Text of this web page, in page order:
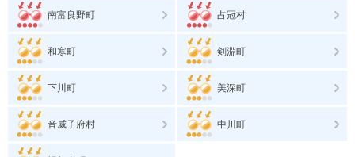
南富良野町 占冠村
和寒町 剣淵町
下川町 美深町
音威子府村 中川町